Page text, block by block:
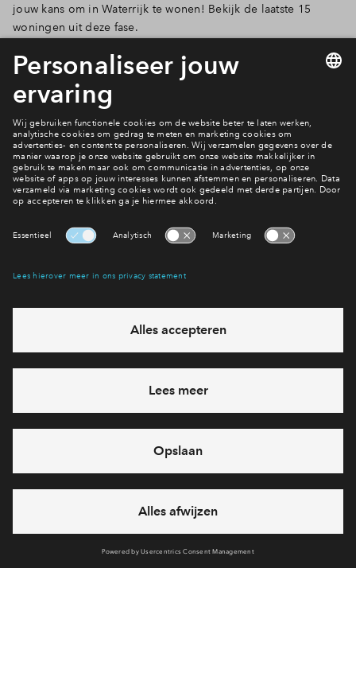
jouw kans om in Waterrijk te wonen! Bekijk de laatste 15
woningen uit deze fase.
Lees verder
6 van 17
Interesse? Meld je dan snel aan
Hiermee blijf je op de hoogte van het belangrijkste nieuws en
Ja, ik wil mij aanmelden
Heb je een vraag en wil je direct antwoord? Bel ons op
71 22 125
6 dagen per week beschikbaar (behalve tijdens
bereikbaar